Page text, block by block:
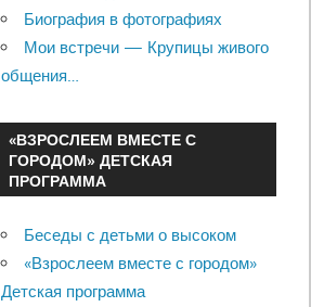
Биография в фотографиях
Мои встречи — Крупицы живого
общения…
«ВЗРОСЛЕЕМ ВМЕСТЕ С
ГОРОДОМ» ДЕТСКАЯ
ПРОГРАММА
Беседы с детьми о высоком
«Взрослеем вместе с городом»
Детская программа